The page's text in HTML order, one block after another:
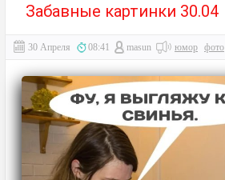
Забавные картинки 30.04
30 Апреля 08:41 masun юмор фото